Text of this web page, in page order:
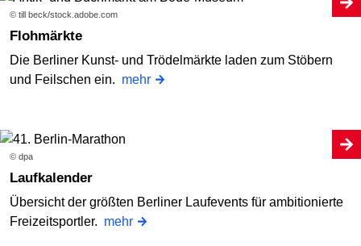
© till beck/stock.adobe.com
Flohmärkte
Die Berliner Kunst- und Trödelmärkte laden zum Stöbern
und Feilschen ein. mehr
© dpa
Laufkalender
Übersicht der größten Berliner Laufevents für ambitionierte
Freizeitsportler. mehr